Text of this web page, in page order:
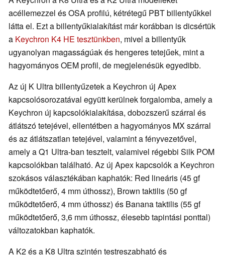
acéllemezzel és OSA profilú, kétrétegű PBT billentyűkkel
látta el. Ezt a billentyűkialakítást már korábban is dicsértük
a Keychron K4 HE tesztünkben, mivel a billentyűk
ugyanolyan magasságúak és hengeres tetejűek, mint a
hagyományos OEM profil, de megjelenésük egyedibb.
Az új K Ultra billentyűzetek a Keychron új Apex
kapcsolósorozatával együtt kerülnek forgalomba, amely a
Keychron új kapcsolókialakítása, dobozszerű szárral és
átlátszó tetejével, ellentétben a hagyományos MX szárral
és az átlátszatlan tetejével, valamint a fényvezetővel,
amely a Q1 Ultra-ban tesztelt, valamivel régebbi Silk POM
kapcsolókban található. Az új Apex kapcsolók a Keychron
szokásos választékában kaphatók: Red lineáris (45 gf
működtetőerő, 4 mm úthossz), Brown taktilis (50 gf
működtetőerő, 4 mm úthossz) és Banana taktilis (55 gf
működtetőerő, 3,6 mm úthossz, élesebb tapintási ponttal)
változatokban kaphatók.
A K2 és a K8 Ultra szintén testreszabható és